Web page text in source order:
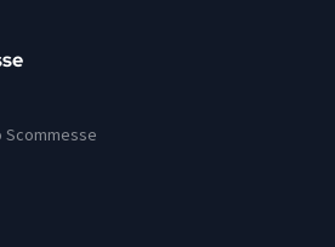
Scommesse